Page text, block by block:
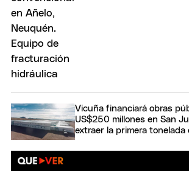
Vicuña financiará obras
US$250 millones en San
extraer la primera tonelada